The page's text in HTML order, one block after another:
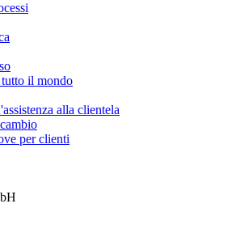
il mondo
alla clientela
per clienti